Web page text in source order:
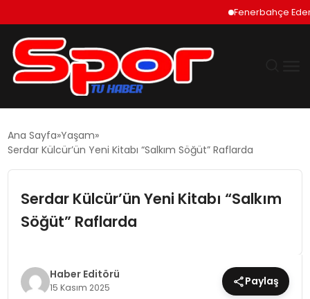
Fenerbahçe Ederson
EKONOMI
SIYASET
TEKNOLOJI
Ana Sayfa Yaşam
Serdar Külcür’ün Yeni Kitabı “Salkım Söğüt” Raflarda
Serdar Külcür’ün Yeni Kitabı “Salkım
Söğüt” Raflarda
Haber Editörü
15 Kasım 2025 Paylaş